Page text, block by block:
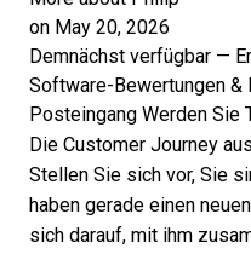
on May 20, 2026
Demnächst verfügbar —
Software-Bewertungen &
Posteingang Werden Sie
Die Customer Journey
Stellen Sie sich vor, Sie
haben gerade einen
sich darauf, mit ihm